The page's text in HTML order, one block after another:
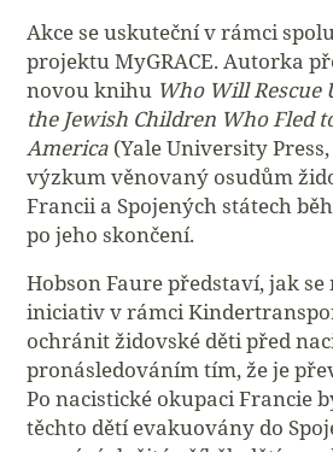
Akce se uskuteční v rámci
projektu MyGRACE. Autorka
novou knihu Who Will Rescue
the Jewish Children Who Fled
America (Yale University
výzkum věnovaný osudům
Francii a Spojených státech
po jeho skončení.
Hobson Faure představí, jak
iniciativ v rámci
ochránit židovské děti před
pronásledováním tím, že je
Po nacistické okupaci Francie
těchto dětí evakuovány do